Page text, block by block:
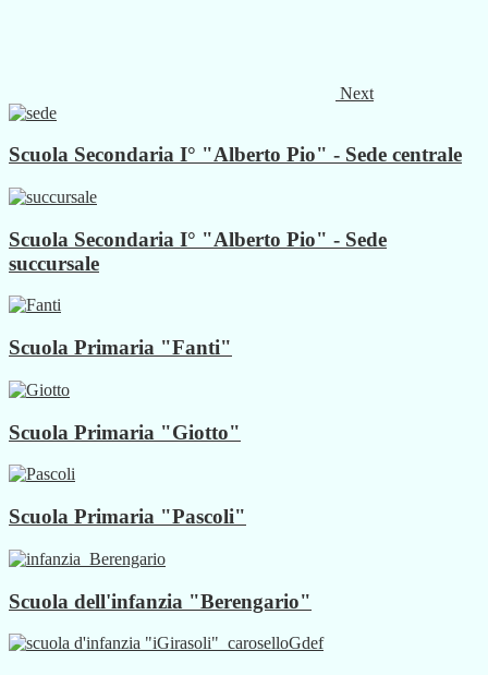
Next
Scuola Secondaria I° "Alberto Pio" - Sede centrale
Scuola Secondaria I° "Alberto Pio" - Sede
succursale
Scuola Primaria "Fanti"
Scuola Primaria "Giotto"
Scuola Primaria "Pascoli"
Scuola dell'infanzia "Berengario"